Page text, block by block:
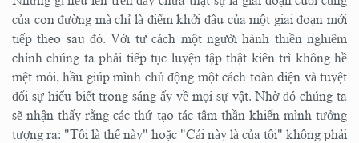
của con đường mà chỉ là điểm khởi đầu của một giai đoạn mới
tiếp theo sau đó. Với tư cách một người hành thiền nghiêm
chỉnh chúng ta phải tiếp tục luyện tập thật kiên trì không hề
mệt mỏi, hầu giúp mình chủ động một cách toàn diện và tuyệt
đối sự hiểu biết trong sáng ấy về mọi sự vật. Nhờ đó chúng ta
sẽ nhận thấy rằng các thứ tạo tác tâm thần khiến mình tưởng
tượng ra: "Tôi là thế này" hoặc "Cái này là của tôi" không phải